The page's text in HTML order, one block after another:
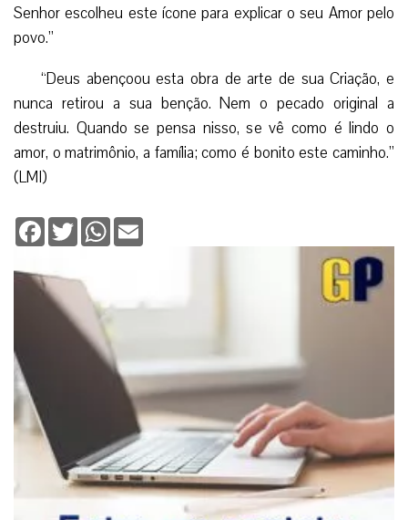
Senhor escolheu este ícone para explicar o seu Amor pelo
povo.”
“Deus abençoou esta obra de arte de sua Criação, e
nunca retirou a sua benção. Nem o pecado original a
destruiu. Quando se pensa nisso, se vê como é lindo o
amor, o matrimônio, a família; como é bonito este caminho.”
(LMI)
Facebook
TwitterWhatsApp